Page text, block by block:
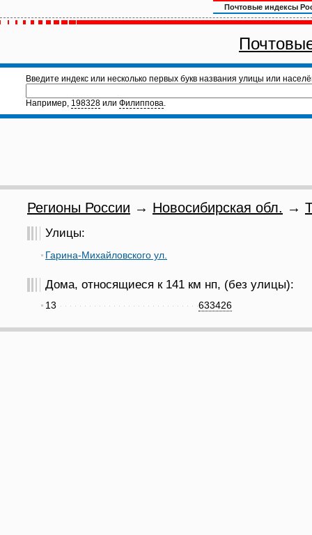
Почтовые индексы
Введите индекс или несколько первых букв названия улицы или
Например, 198328 или Филиппова.
Регионы России → Новосибирская обл. →
Улицы:
Гарина-Михайловского ул.
Дома, относящиеся к 141 км нп, (без улицы):
633426
13